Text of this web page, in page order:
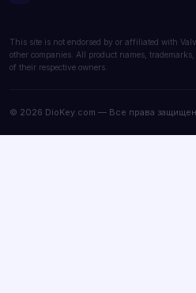
This site is not endorsed by or affiliated with
other companies. All product names,
of their respective owners.
© 2026 DioKey.com — Все права